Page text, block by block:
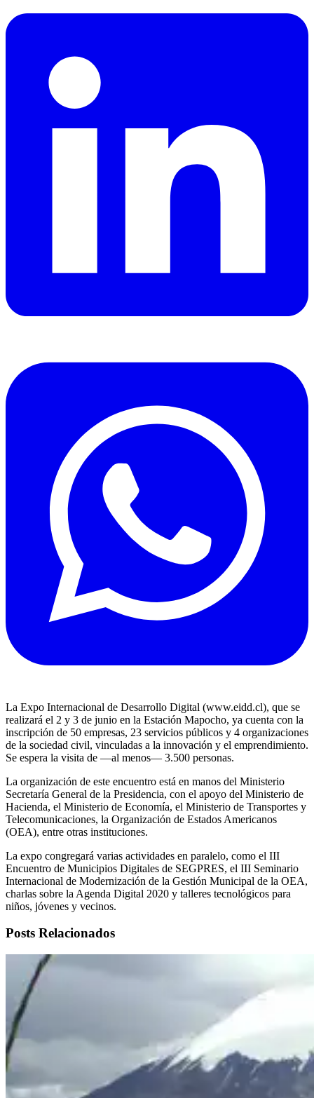
La Expo Internacional de Desarrollo Digital (www.eidd.cl), que se
realizará el 2 y 3 de junio en la Estación Mapocho, ya cuenta con la
inscripción de 50 empresas, 23 servicios públicos y 4 organizaciones
de la sociedad civil, vinculadas a la innovación y el emprendimiento.
Se espera la visita de —al menos— 3.500 personas.
La organización de este encuentro está en manos del Ministerio
Secretaría General de la Presidencia, con el apoyo del Ministerio de
Hacienda, el Ministerio de Economía, el Ministerio de Transportes y
Telecomunicaciones, la Organización de Estados Americanos
(OEA), entre otras instituciones.
La expo congregará varias actividades en paralelo, como el III
Encuentro de Municipios Digitales de SEGPRES, el III Seminario
Internacional de Modernización de la Gestión Municipal de la OEA,
charlas sobre la Agenda Digital 2020 y talleres tecnológicos para
niños, jóvenes y vecinos.
Posts Relacionados